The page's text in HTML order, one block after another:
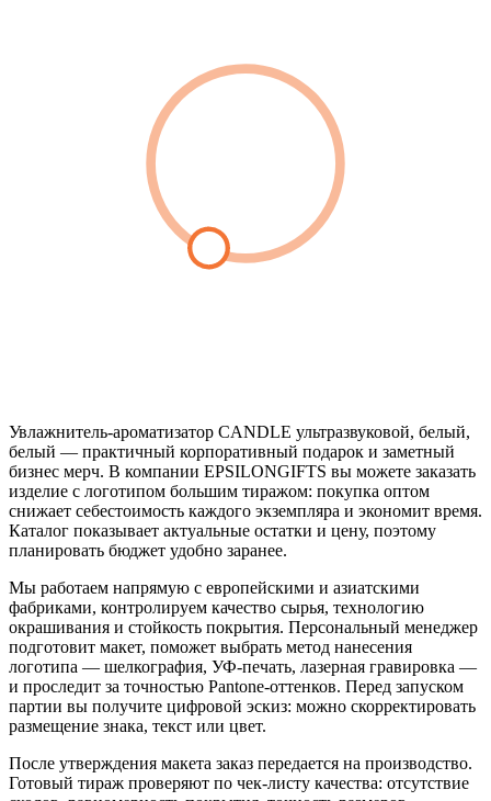
Увлажнитель-ароматизатор CANDLE ультразвуковой, белый,
белый — практичный корпоративный подарок и заметный
бизнес мерч. В компании EPSILONGIFTS вы можете заказать
изделие с логотипом большим тиражом: покупка оптом
снижает себестоимость каждого экземпляра и экономит время.
Каталог показывает актуальные остатки и цену, поэтому
планировать бюджет удобно заранее.
Мы работаем напрямую с европейскими и азиатскими
фабриками, контролируем качество сырья, технологию
окрашивания и стойкость покрытия. Персональный менеджер
подготовит макет, поможет выбрать метод нанесения
логотипа — шелкография, УФ-печать, лазерная гравировка —
и проследит за точностью Pantone-оттенков. Перед запуском
партии вы получите цифровой эскиз: можно скорректировать
размещение знака, текст или цвет.
После утверждения макета заказ передается на производство.
Готовый тираж проверяют по чек-листу качества: отсутствие